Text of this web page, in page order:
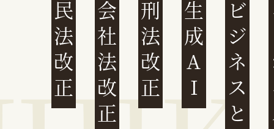
民法改正 会社法改正 刑法改正 生成AI ビジネスと人権